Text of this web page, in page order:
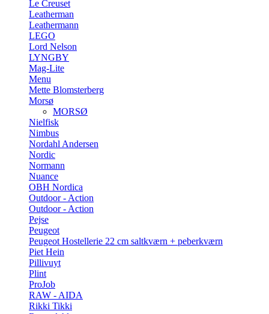
Le Creuset
Leatherman
Leathermann
LEGO
Lord Nelson
LYNGBY
Mag-Lite
Menu
Mette Blomsterberg
Morsø
MORSØ
Nielfisk
Nimbus
Nordahl Andersen
Nordic
Normann
Nuance
OBH Nordica
Outdoor - Action
Outdoor - Action
Pejse
Peugeot
Peugeot Hostellerie 22 cm saltkværn + peberkværn
Piet Hein
Pillivuyt
Plint
ProJob
RAW - AIDA
Rikki Tikki